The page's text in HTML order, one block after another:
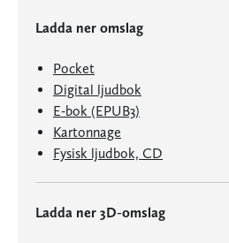
Ladda ner omslag
Pocket
Digital ljudbok
E-bok (EPUB3)
Kartonnage
Fysisk ljudbok, CD
Ladda ner 3D-omslag